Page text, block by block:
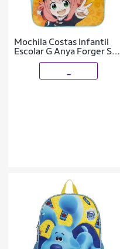
Mochila Costas Infantil
Escolar G Anya Forger Spy
x Family